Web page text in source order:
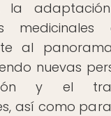
la
medicinales
al
nuevas
y el
así como